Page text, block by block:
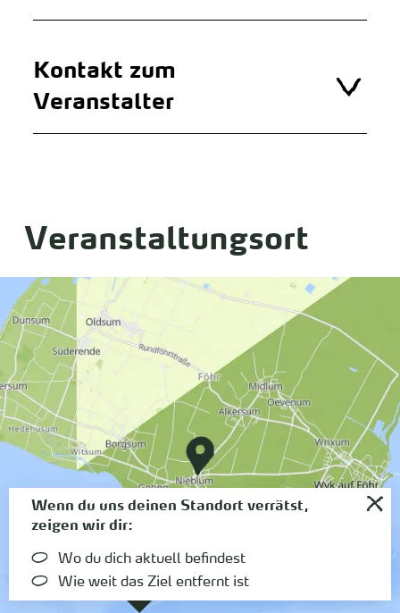
Kontakt zum
Veranstalter
Veranstaltungsort
Wenn du uns deinen Standort verrätst,
zeigen wir dir:
Wo du dich aktuell befindest
Wie weit das Ziel entfernt ist